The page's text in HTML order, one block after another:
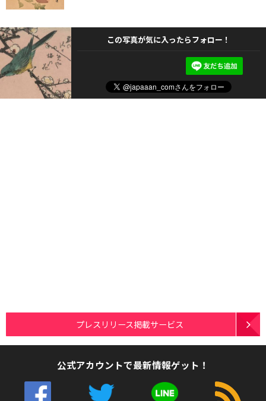
この写真が気に入ったらフォロー！
プレスリリース掲載サービス
公式アカウントで最新情報ゲット！